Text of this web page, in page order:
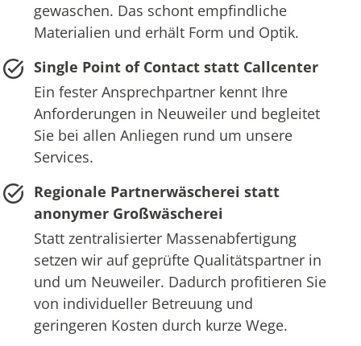
gewaschen. Das schont empfindliche
Materialien und erhält Form und Optik.
Single Point of Contact statt Callcenter
Ein fester Ansprechpartner kennt Ihre
Anforderungen in Neuweiler und begleitet
Sie bei allen Anliegen rund um unsere
Services.
Regionale Partnerwäscherei statt
anonymer Großwäscherei
Statt zentralisierter Massenabfertigung
setzen wir auf geprüfte Qualitätspartner in
und um Neuweiler. Dadurch profitieren Sie
von individueller Betreuung und
geringeren Kosten durch kurze Wege.